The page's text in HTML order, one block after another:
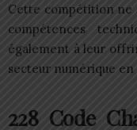
Cette compétition ne
compétences
également à leur
secteur numérique
228 Code